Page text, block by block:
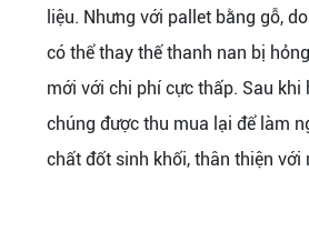
liệu. Nhưng với pallet bằng gỗ,
có thể thay thế thanh nan bị
mới với chi phí cực thấp. Sau khi
chúng được thu mua lại để làm
chất đốt sinh khối, thân thiện với